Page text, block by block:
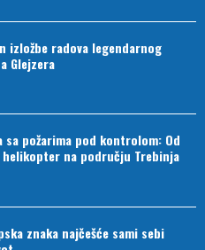
izložbe radova legendarnog
Glejzera
sa požarima pod kontrolom: Od
na području Trebinja
znaka najčešće sami sebi